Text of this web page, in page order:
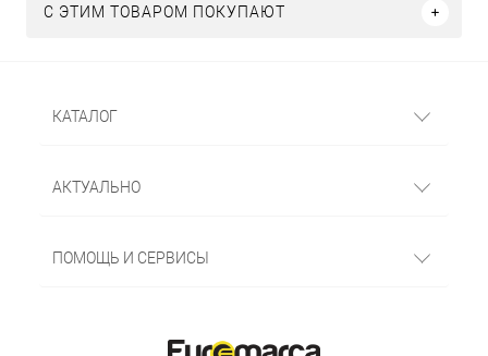
С ЭТИМ ТОВАРОМ ПОКУПАЮТ
КАТАЛОГ
АКТУАЛЬНО
ПОМОЩЬ И СЕРВИСЫ